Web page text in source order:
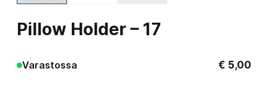
Pillow Holder – 17
Varastossa € 5,00